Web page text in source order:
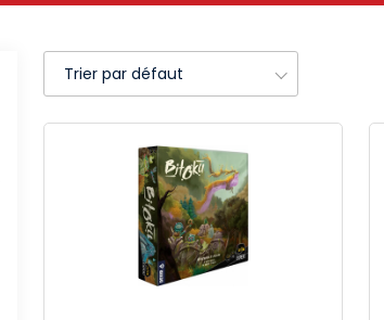
Trier par défaut